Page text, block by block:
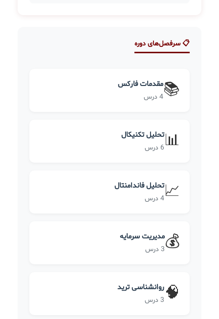
📋 سرفصل‌های دوره
📚مقدمات فارکس
4 درس
📊تحلیل تکنیکال
6 درس
📈تحلیل فاندامنتال
4 درس
💰مدیریت سرمایه
3 درس
🧠روانشناسی ترید
3 درس